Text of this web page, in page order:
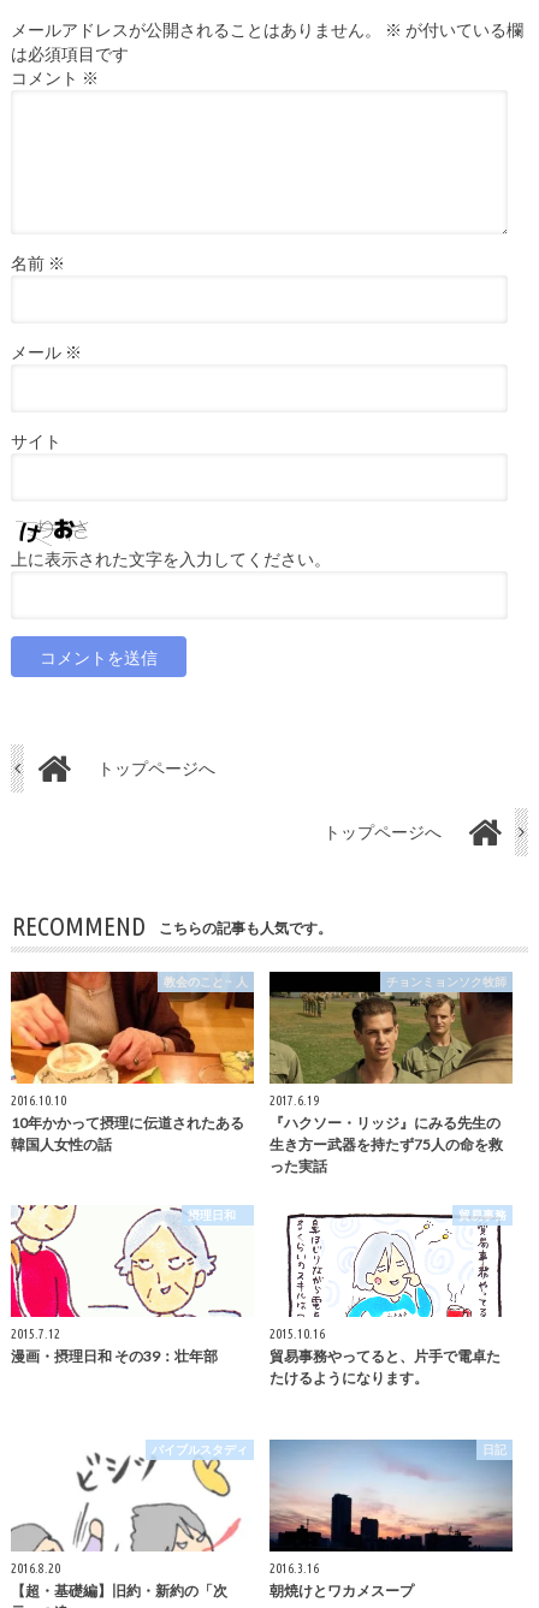
メールアドレスが公開されることはありません。 ※ が付いている欄
は必須項目です
コメント ※
名前 ※
メール ※
サイト
上に表示された文字を入力してください。
トップページへ
トップページへ
RECOMMEND こちらの記事も人気です。
教会のこと・人
2016.10.10
10年かかって摂理に伝道されたある
韓国人女性の話
チョンミョンソク牧師
2017.6.19
『ハクソー・リッジ』にみる先生の
生き方ー武器を持たず75人の命を救
った実話
摂理日和
2015.7.12
漫画・摂理日和 その39：壮年部
貿易事務
2015.10.16
貿易事務やってると、片手で電卓た
たけるようになります。
バイブルスタディ
2016.8.20
【超・基礎編】旧約・新約の「次
日記
2016.3.16
朝焼けとワカメスープ